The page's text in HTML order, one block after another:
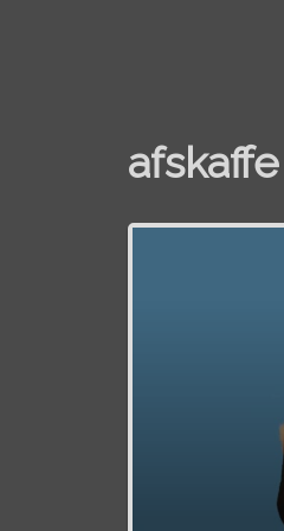
afskaffe